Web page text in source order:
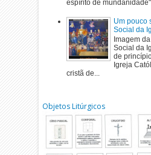
espírito de
Um pouco
Social da
Imagem
Social da
de
Igreja
cristã de...
Objetos Litúrgicos